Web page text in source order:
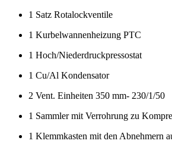
1 Satz Rotalockventile
1 Kurbelwannenheizung PTC
1 Hoch/Niederdruckpressostat
1 Cu/Al Kondensator
2 Vent. Einheiten 350 mm- 230/1/50
1 Sammler mit Verrohrung zu
1 Klemmkasten mit den Abnehmern